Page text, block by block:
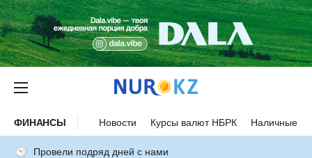
ФИНАНСЫ Новости Курсы валют НБРК Наличные
Провели подряд дней с нами